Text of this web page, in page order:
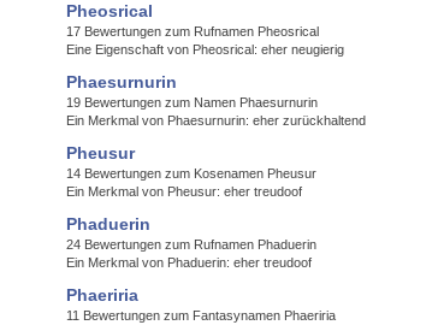
Pheosrical
17 Bewertungen zum Rufnamen Pheosrical
Eine Eigenschaft von Pheosrical: eher neugierig
Phaesurnurin
19 Bewertungen zum Namen Phaesurnurin
Ein Merkmal von Phaesurnurin: eher zurückhaltend
Pheusur
14 Bewertungen zum Kosenamen Pheusur
Ein Merkmal von Pheusur: eher treudoof
Phaduerin
24 Bewertungen zum Rufnamen Phaduerin
Ein Merkmal von Phaduerin: eher treudoof
Phaeriria
11 Bewertungen zum Fantasynamen Phaeriria